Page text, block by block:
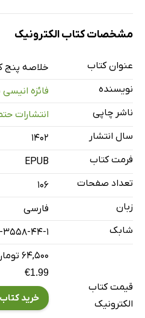
کتاب دوم: به حرف دل و روده‌ات
کتاب سوم: مغزساز
کتاب پنجم: تناقض طول عمر
مشخصات کتاب الکترونیک
عنوان کتاب
خلاصه پنج
نویسنده
فائزه انیسی
ناشر چاپی
انتشارات
سال انتشار
۱۴۰۲
فرمت کتاب
EPUB
تعداد صفحات
106
زبان
فارسی
شابک
3558-44-1
قیمت کتاب
الکترونیک
۶۴,۵۰۰ تومان
€1.99
خرید